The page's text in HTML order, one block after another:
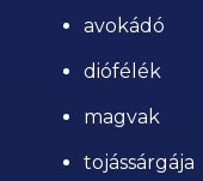
avokádó
diófélék
magvak
tojássárgája